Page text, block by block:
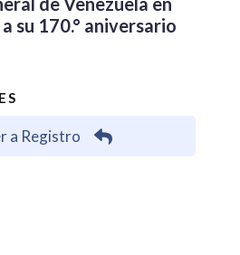
su 170.° aniversario
a Registro